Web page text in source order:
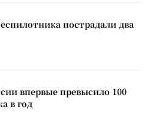
пострадали два
впервые превысило 100
в год